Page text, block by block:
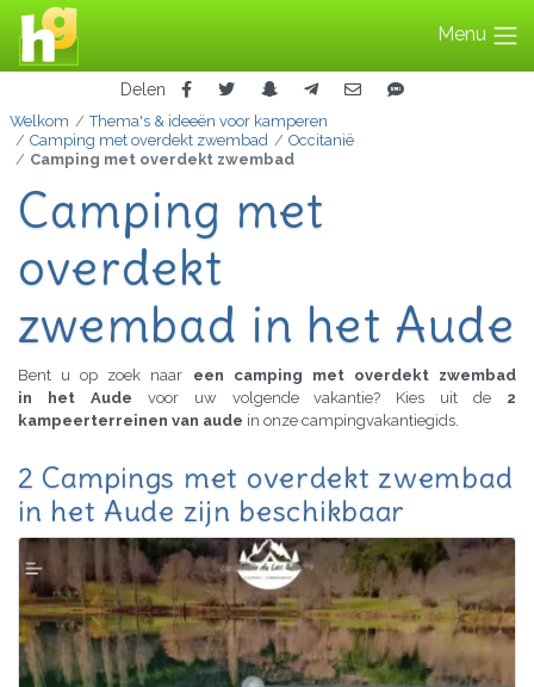
Menu
Delen
Welkom
Thema's & ideeën voor kamperen
Camping met overdekt zwembad
Occitanië
Camping met overdekt zwembad
Camping met
overdekt
zwembad in het Aude
Bent u op zoek naar een camping met overdekt zwembad
in het Aude voor uw volgende vakantie? Kies uit de 2
kampeerterreinen van aude in onze campingvakantiegids.
2 Campings met overdekt zwembad
in het Aude zijn beschikbaar